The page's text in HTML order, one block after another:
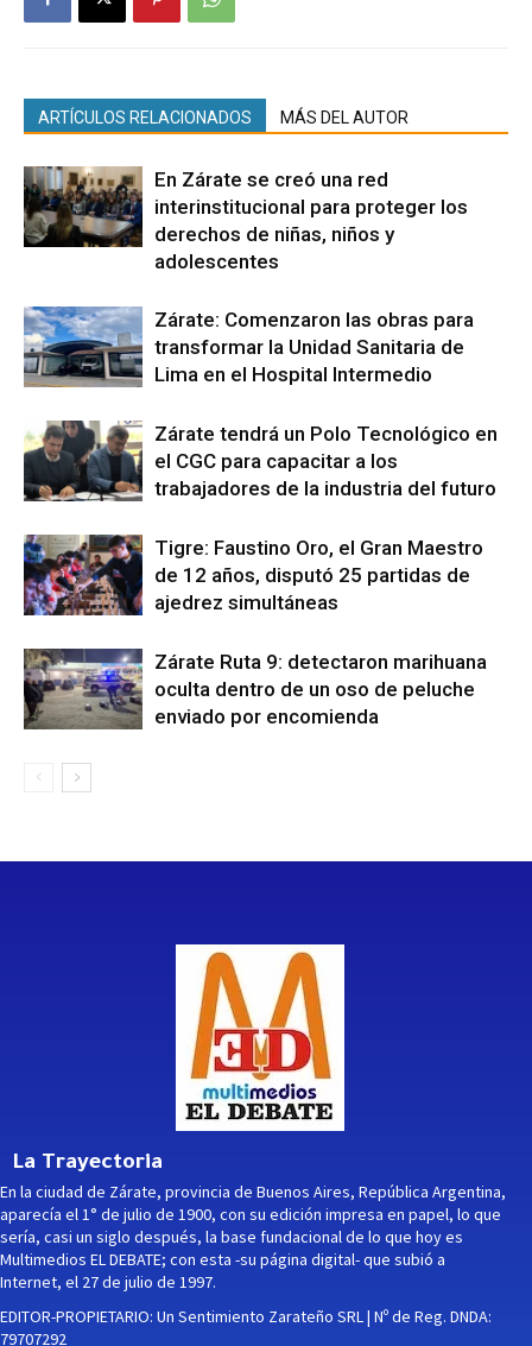
ARTÍCULOS RELACIONADOS MÁS DEL AUTOR
En Zárate se creó una red
interinstitucional para proteger los
derechos de niñas, niños y
adolescentes
Zárate: Comenzaron las obras para
transformar la Unidad Sanitaria de
Lima en el Hospital Intermedio
Zárate tendrá un Polo Tecnológico en
el CGC para capacitar a los
trabajadores de la industria del futuro
Tigre: Faustino Oro, el Gran Maestro
de 12 años, disputó 25 partidas de
ajedrez simultáneas
Zárate Ruta 9: detectaron marihuana
oculta dentro de un oso de peluche
enviado por encomienda
La Trayectoria
En la ciudad de Zárate, provincia de Buenos Aires, República Argentina,
aparecía el 1° de julio de 1900, con su edición impresa en papel, lo que
sería, casi un siglo después, la base fundacional de lo que hoy es
Multimedios EL DEBATE; con esta -su página digital- que subió a
Internet, el 27 de julio de 1997.
EDITOR-PROPIETARIO: Un Sentimiento Zarateño SRL | Nº de Reg. DNDA:
79707292